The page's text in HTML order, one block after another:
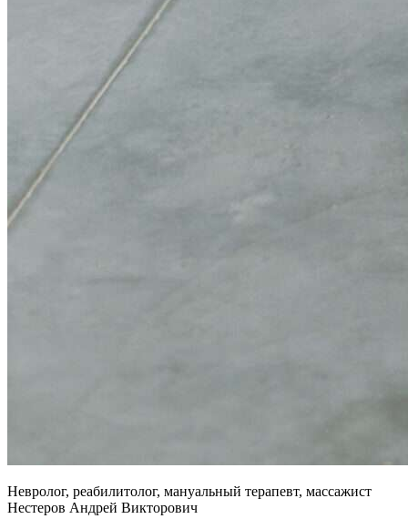
Невролог, реабилитолог, мануальный терапевт, массажист
Нестеров Андрей Викторович